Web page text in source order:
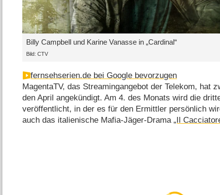
Billy Campbell und Karine Vanasse in „Cardinal“
Bild: CTV
fernsehserien.de bei Google bevorzugen
MagentaTV, das Streamingangebot der Telekom, hat
den April angekündigt. Am 4. des Monats wird die
veröffentlicht, in der es für den Ermittler persönlich
auch das italienische Mafia-Jäger-Drama„Il